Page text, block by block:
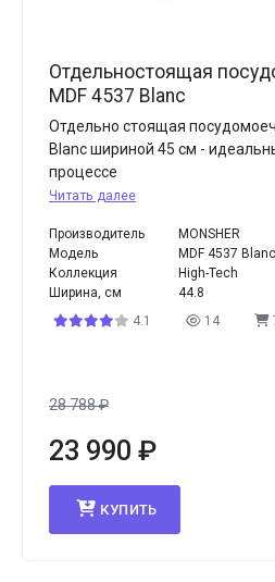
Отдельностоящая
MDF 4537 Blanc
Отдельно стоящая
Blanc шириной 45 см -
процессе
Читать далее
Производитель
MONSHER
Модель
MDF 4537 Blanc
Коллекция
High-Tech
Ширина, см
44.8
4.1
14
28 788₽
23 990 ₽
КУПИТЬ